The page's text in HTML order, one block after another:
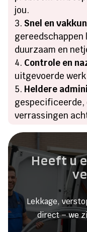
jou.
Snel en
gereedschappen
duurzaam en
Controle en
uitgevoerde
Heldere
verrassingen
Heeft u
Lekkage,
direct – we